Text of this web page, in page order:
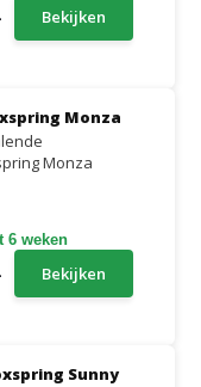
Bekijken
Monza
Monza
6 weken
Bekijken
Sunny